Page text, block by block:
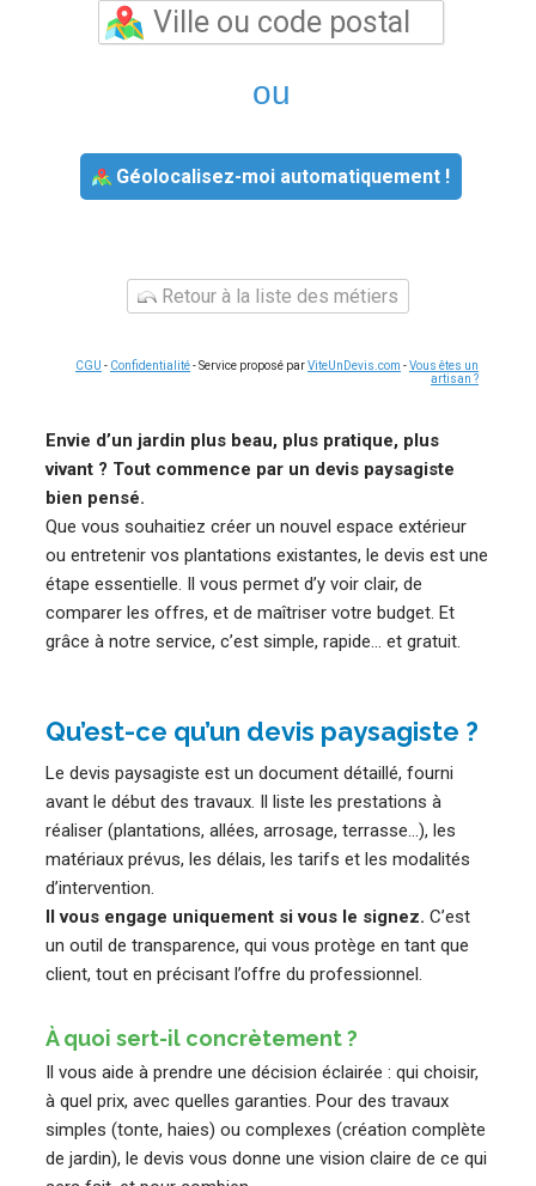
ou
Géolocalisez-moi automatiquement !
Retour à la liste des métiers
CGU - Confidentialité- Service proposé parViteUnDevis.com -Vous êtes un
artisan ?
Envie d’un jardin plus beau, plus pratique, plus
vivant ? Tout commence par un devis paysagiste
bien pensé.
Que vous souhaitiez créer un nouvel espace extérieur
ou entretenir vos plantations existantes, le devis est une
étape essentielle. Il vous permet d’y voir clair, de
comparer les offres, et de maîtriser votre budget. Et
grâce à notre service, c’est simple, rapide… et gratuit.
Qu’est-ce qu’un devis paysagiste ?
Le devis paysagiste est un document détaillé, fourni
avant le début des travaux. Il liste les prestations à
réaliser (plantations, allées, arrosage, terrasse…), les
matériaux prévus, les délais, les tarifs et les modalités
d’intervention.
Il vous engage uniquement si vous le signez. C’est
un outil de transparence, qui vous protège en tant que
client, tout en précisant l’offre du professionnel.
À quoi sert-il concrètement ?
Il vous aide à prendre une décision éclairée : qui choisir,
à quel prix, avec quelles garanties. Pour des travaux
simples (tonte, haies) ou complexes (création complète
de jardin), le devis vous donne une vision claire de ce qui